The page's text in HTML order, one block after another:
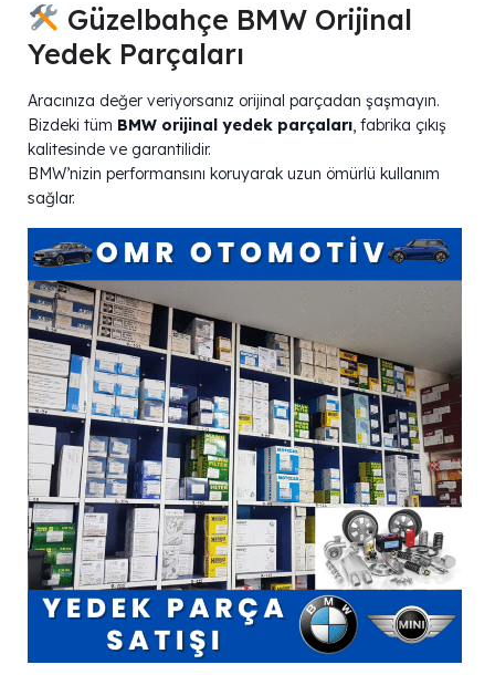
Güzelbahçe BMW Orijinal
Yedek Parçaları
Aracınıza değer veriyorsanız orijinal parçadan şaşmayın.
Bizdeki tüm BMW orijinal yedek parçaları, fabrika çıkış
kalitesinde ve garantilidir.
BMW’nizin performansını koruyarak uzun ömürlü kullanım
sağlar.